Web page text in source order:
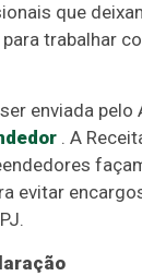
que
trabalhar
enviada pelo
. A
evitar